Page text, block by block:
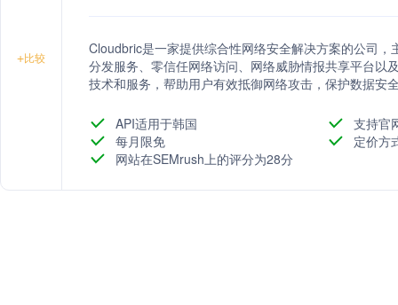
+比较
Cloudbric是一家提供综合性网络安全解决方案的公司
分发服务、零信任网络访问、网络威胁情报共享平台以
技术和服务，帮助用户有效抵御网络攻击，保护数据安
API适用于韩国
支持官
每月限免
定价方
网站在SEMrush上的评分为28分